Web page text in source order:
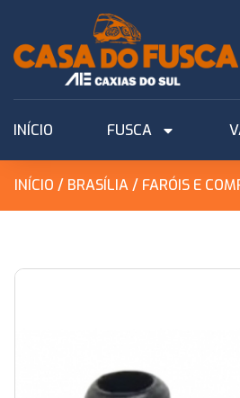
INÍCIO FUSCA
INÍCIO / BRASÍLIA/ FARÓIS E